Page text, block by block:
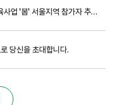
(마감)발달장애청소년 미술교육사업 '봄' 서울지역 참가자 추가 모집 안내
당신을 초대합니다.